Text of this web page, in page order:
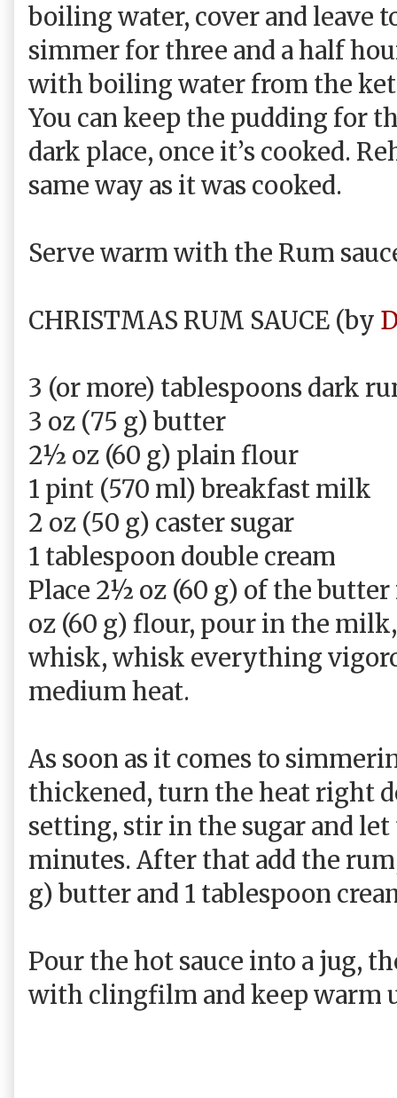
boiling water, cover and leave
simmer for three and a half
with boiling water from the
You can keep the pudding for
dark place, once it’s cooked.
same way as it was cooked.
Serve warm with the Rum
CHRISTMAS RUM SAUCE (by
3 (or more) tablespoons dark
3 oz (75 g) butter
2½ oz (60 g) plain flour
1 pint (570 ml) breakfast milk
2 oz (50 g) caster sugar
1 tablespoon double cream
Place 2½ oz (60 g) of the
oz (60 g) flour, pour in the
whisk, whisk everything
medium heat.
As soon as it comes to
thickened, turn the heat right
setting, stir in the sugar and let
minutes. After that add the
g) butter and 1 tablespoon
Pour the hot sauce into a jug,
with clingfilm and keep warm